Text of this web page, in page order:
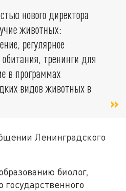
нового директора
животных:
регулярное
тренинги для
в программах
видов животных в
Ленинградского
биолог,
государственного